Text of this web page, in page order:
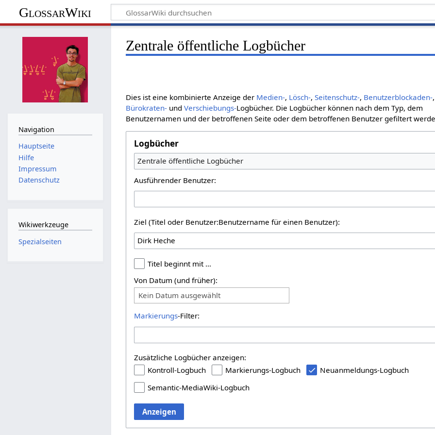
GlossarWiki
Zentrale öffentliche Logbücher
Dies ist eine kombinierte Anzeige der Medien-, Lösch-,Seitenschutz-, Benutzerblockaden-,
Bürokraten- undVerschiebungs-Logbücher. Die Logbücher können nach dem Typ, dem
Benutzernamen und der betroffenen Seite oder dem betroffenen Benutzer gefiltert
Logbücher
Zentrale öffentliche Logbücher
Ausführender Benutzer:
Ziel (Titel oder Benutzer:Benutzername für einen Benutzer):
Titel beginnt mit …
Von Datum (und früher):
Kein Datum ausgewählt
Markierungs-Filter:
Zusätzliche Logbücher anzeigen:
Kontroll-Logbuch
Markierungs-Logbuch
Neuanmeldungs-Logbuch
Semantic-MediaWiki-Logbuch
Anzeigen
Navigation
Hauptseite
Hilfe
Impressum
Datenschutz
Wikiwerkzeuge
Spezialseiten